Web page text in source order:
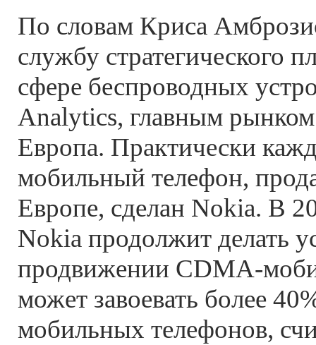
По словам Криса
службу стратегического
сфере беспроводных
Analytics, главным рынком
Европа. Практически
мобильный телефон,
Европе, сделан Nokia. В
Nokia продолжит делать
продвижении CDMA-
может завоевать более
мобильных телефонов,